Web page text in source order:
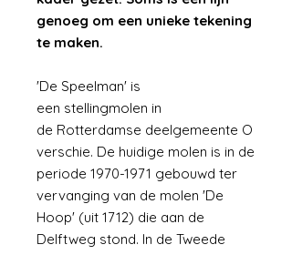
genoeg om een unieke tekening
te maken.
'De Speelman' is
een stellingmolen in
de Rotterdamse deelgemeente O
verschie. De huidige molen is in de
periode 1970-1971 gebouwd ter
vervanging van de molen 'De
Hoop' (uit 1712) die aan de
Delftweg stond. In de Tweede